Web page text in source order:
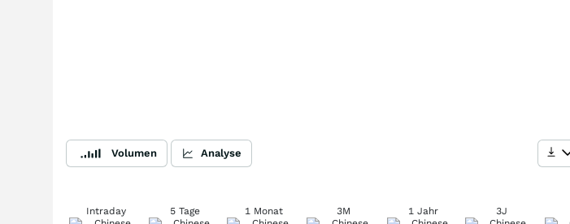
Volumen Analyse
Intraday 5 Tage 1 Monat 3M 1 Jahr 3J